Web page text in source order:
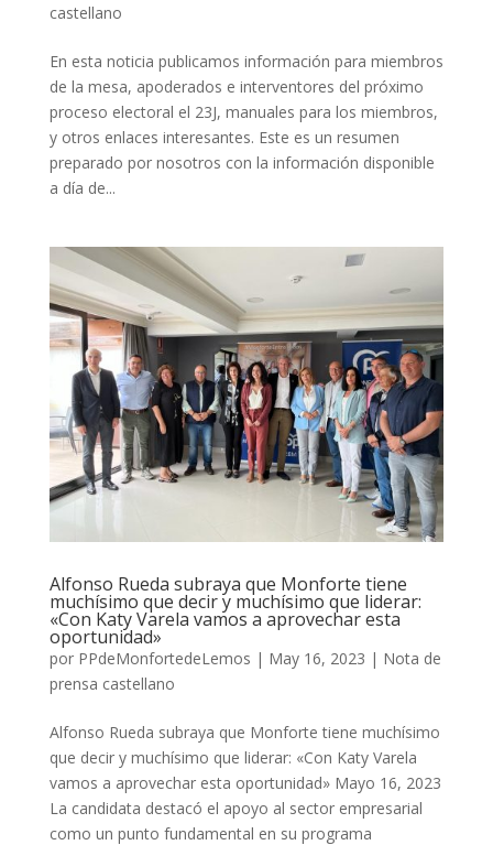
castellano
En esta noticia publicamos información para miembros
de la mesa, apoderados e interventores del próximo
proceso electoral el 23J, manuales para los miembros,
y otros enlaces interesantes. Este es un resumen
preparado por nosotros con la información disponible
a día de...
Alfonso Rueda subraya que Monforte tiene
muchísimo que decir y muchísimo que liderar:
«Con Katy Varela vamos a aprovechar esta
oportunidad»
por PPdeMonfortedeLemos | May 16, 2023 | Nota de
prensa castellano
Alfonso Rueda subraya que Monforte tiene muchísimo
que decir y muchísimo que liderar: «Con Katy Varela
vamos a aprovechar esta oportunidad» Mayo 16, 2023
La candidata destacó el apoyo al sector empresarial
como un punto fundamental en su programa